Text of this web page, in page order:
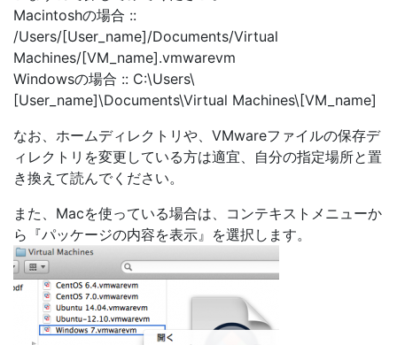
Macintoshの場合 ::
/Users/[User_name]/Documents/Virtual
Machines/[VM_name].vmwarevm
Windowsの場合 :: C:\Users\
[User_name]\Documents\Virtual Machines\[VM_name]
なお、ホームディレクトリや、VMwareファイルの保存デ
ィレクトリを変更している方は適宜、自分の指定場所と置
き換えて読んでください。
また、Macを使っている場合は、コンテキストメニューか
ら『パッケージの内容を表示』を選択します。